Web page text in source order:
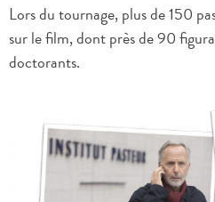
Lors du tournage, plus de 150
sur le film, dont près de 90
doctorants.